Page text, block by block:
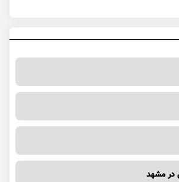
در مشهد